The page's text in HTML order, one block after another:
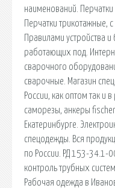
наименований.
Перчатки трикотажные,
Правилами устройства
работающих под.
сварочного
сварочные. Магазин
России, как оптом так и
саморезы, анкеры
Екатеринбурге.
спецодежды. Вся
по России. РД 153-34.1-
контроль трубных
Рабочая одежда в